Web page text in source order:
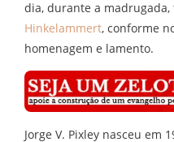
dia, durante a madrugada,
Hinkelammert, conforme
homenagem e lamento.
Jorge V. Pixley nasceu em